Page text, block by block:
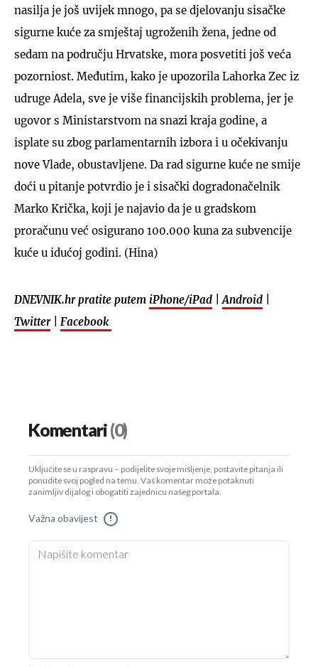
nasilja je još uvijek mnogo, pa se djelovanju sisačke
sigurne kuće za smještaj ugroženih žena, jedne od
sedam na području Hrvatske, mora posvetiti još veća
pozorniost. Međutim, kako je upozorila Lahorka Zec iz
udruge Adela, sve je više financijskih problema, jer je
ugovor s Ministarstvom na snazi kraja godine, a
isplate su zbog parlamentarnih izbora i u očekivanju
nove Vlade, obustavljene. Da rad sigurne kuće ne smije
doći u pitanje potvrdio je i sisački dogradonačelnik
Marko Krička, koji je najavio da je u gradskom
proračunu već osigurano 100.000 kuna za subvencije
kuće u idućoj godini. (Hina)
DNEVNIK.hr pratite putem iPhone/iPad Android
Twitter| Facebook
Komentari(0)
Uključite se u raspravu – podijelite svoje mišljenje, postavite pitanja ili
ponudite svoj pogled na temu. Vaš komentar može potaknuti
zanimljiv dijalog i obogatiti zajednicu našeg portala.
Važna obavijest !